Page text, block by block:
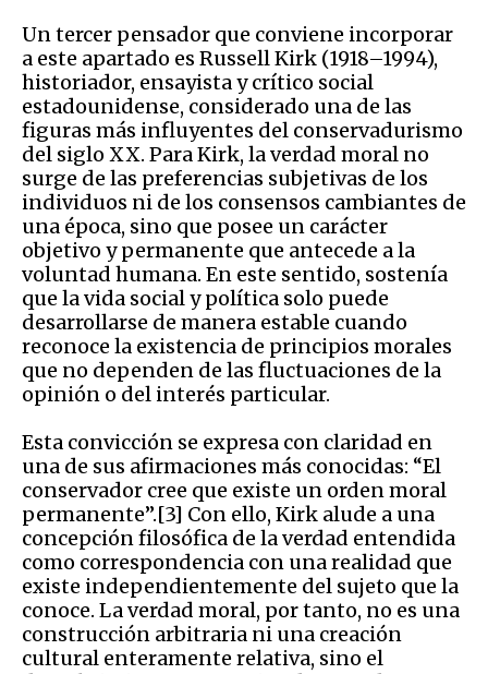
Un tercer pensador que conviene incorporar
a este apartado es Russell Kirk (1918–1994),
historiador, ensayista y crítico social
estadounidense, considerado una de las
figuras más influyentes del conservadurismo
del siglo XX. Para Kirk, la verdad moral no
surge de las preferencias subjetivas de los
individuos ni de los consensos cambiantes de
una época, sino que posee un carácter
objetivo y permanente que antecede a la
voluntad humana. En este sentido, sostenía
que la vida social y política solo puede
desarrollarse de manera estable cuando
reconoce la existencia de principios morales
que no dependen de las fluctuaciones de la
opinión o del interés particular.
Esta convicción se expresa con claridad en
una de sus afirmaciones más conocidas: “El
conservador cree que existe un orden moral
permanente”.[3] Con ello, Kirk alude a una
concepción filosófica de la verdad entendida
como correspondencia con una realidad que
existe independientemente del sujeto que la
conoce. La verdad moral, por tanto, no es una
construcción arbitraria ni una creación
cultural enteramente relativa, sino el